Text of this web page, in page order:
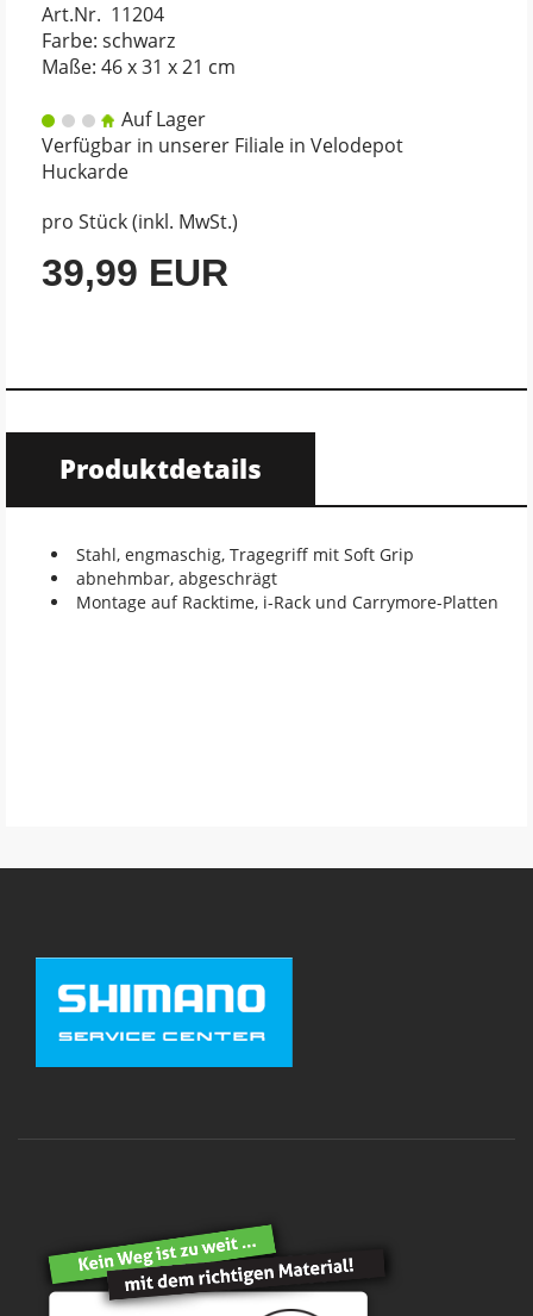
Art.Nr. 11204
Farbe: schwarz
Maße: 46 x 31 x 21 cm
Auf Lager
Verfügbar in unserer Filiale in Velodepot
Huckarde
pro Stück (inkl. MwSt.)
39,99 EUR
Produktdetails
 Stahl, engmaschig, Tragegriff mit Soft Grip
 abnehmbar, abgeschrägt
 Montage auf Racktime, i-Rack und Carrymore-Platten